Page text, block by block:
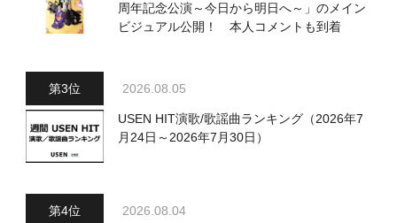
周年記念公演～今日から明日へ～」のメイン
ビジュアル公開！ 本人コメントも到着
2026.08.05
USEN HIT演歌/歌謡曲ランキング（2026年7
月24日～2026年7月30日）
2026.08.04